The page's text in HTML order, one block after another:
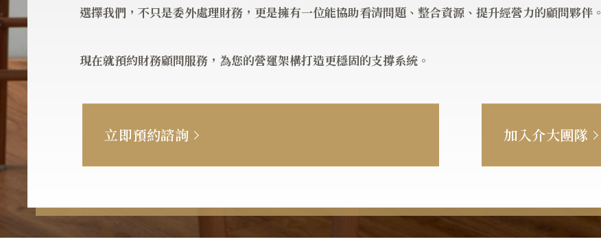
選擇我們，不只是委外處理財務，更是擁有一位能協助看清問題、整合資源、提升經營力的顧問夥伴。
現在就預約財務顧問服務，為您的營運架構打造更穩固的支撐系統。
立即預約諮詢 加入介大團隊